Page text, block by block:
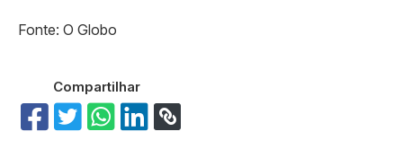
Fonte: O Globo
Compartilhar